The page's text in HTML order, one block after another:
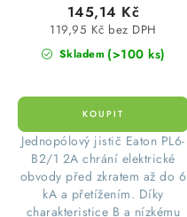
Skladem (>100 ks)
119,95 Kč bez DPH
145,14 Kč
Jednopólový jistič Eaton PL6-
B2/1 2A chrání elektrické
obvody před zkratem až do 6
kA a přetížením. Díky
charakteristice B a nízkému